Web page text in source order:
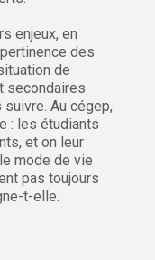
enjeux, en
des
de
secondaires
Au cégep,
: les étudiants
et on leur
mode de vie
pas toujours
t-elle.